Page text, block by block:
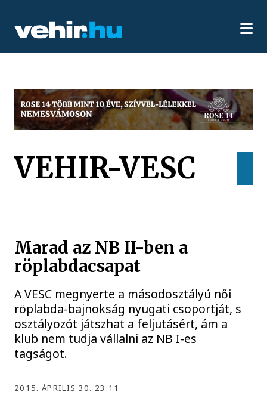
VEHIR-VESC
Marad az NB II-ben a
röplabdacsapat
A VESC megnyerte a másodosztályú női
röplabda-bajnokság nyugati csoportját, s
osztályozót játszhat a feljutásért, ám a
klub nem tudja vállalni az NB I-es
tagságot.
2015. ÁPRILIS 30. 23:11